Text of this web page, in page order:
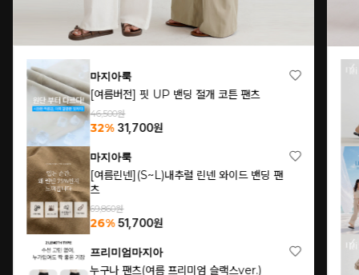
마지아룩
[여름버전] 핏 UP 밴딩 절개 코튼 팬츠
46,500원
32% 31,700원
마지아룩
[여름린넨](S~L)내추럴 린넨 와이드 밴딩 팬
츠
69,860원
26% 51,700원
프리미엄마지아
누구나 팬츠(여름 프리미엄 슬랙스ver.)